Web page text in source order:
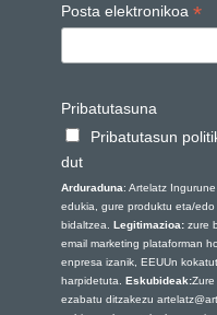
Posta elektronikoa *
Pribatutasuna
Pribatutasun
dut
Arduraduna: Artelatz
edukia, gure produktu eta/
bidaltzea. Legitimazioa:zure
email marketing plataforman
enpresa izanik, EEUUn
harpidetuta. Eskubideak:Zure
ezabatu ditzakezu